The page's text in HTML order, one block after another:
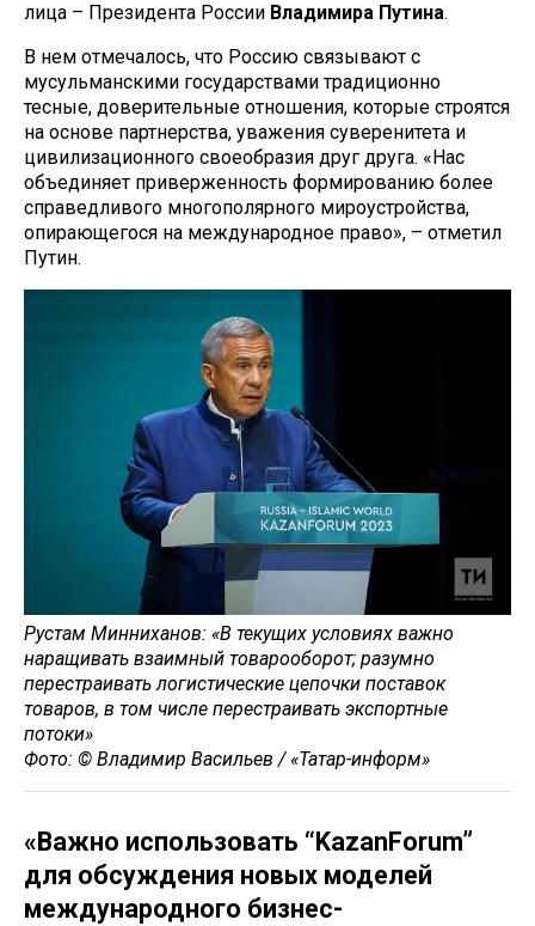
лица – Президента России Владимира Путина.
В нем отмечалось, что Россию связывают с
мусульманскими государствами традиционно
тесные, доверительные отношения, которые строятся
на основе партнерства, уважения суверенитета и
цивилизационного своеобразия друг друга. «Нас
объединяет приверженность формированию более
справедливого многополярного мироустройства,
опирающегося на международное право», – отметил
Путин.
Рустам Минниханов: «В текущих условиях важно
наращивать взаимный товарооборот; разумно
перестраивать логистические цепочки поставок
товаров, в том числе перестраивать экспортные
потоки»
Фото: © Владимир Васильев / «Татар-информ»
«Важно использовать “KazanForum”
для обсуждения новых моделей
международного бизнес-